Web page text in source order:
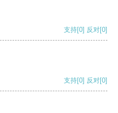
支持[0] 反对[0]
支持[0] 反对[0]